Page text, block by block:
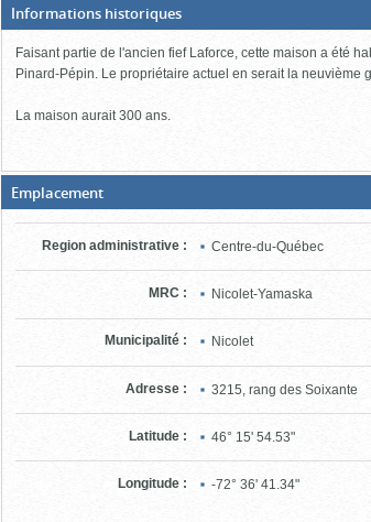
Informations historiques(Boite
fermée,
cliquer
pour
ouvrir)
Faisant partie de l'ancien fief Laforce, cette maison a été
Pinard-Pépin. Le propriétaire actuel en serait la neuvième
La maison aurait 300 ans.
Emplacement(Boite
fermée,
cliquer
pour
ouvrir)
Region administrative : Centre-du-Québec
MRC : Nicolet-Yamaska
Municipalité : Nicolet
Adresse : 3215, rang des Soixante
Latitude : 46° 15' 54.53"
Longitude : -72° 36' 41.34"